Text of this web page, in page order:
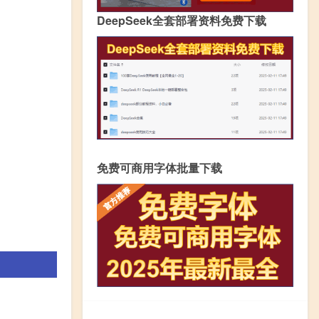
DeepSeek全套部署资料免费下载
免费可商用字体批量下载